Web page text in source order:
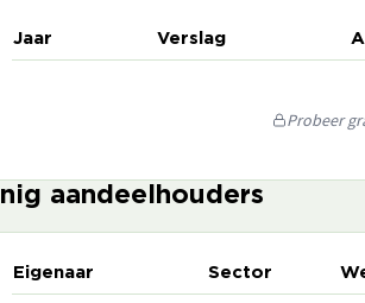
Jaar Verslag
Probeer
aandeelhouders
Eigenaar Sector